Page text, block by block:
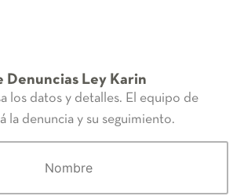
Denuncias Ley Karin
los datos y detalles. El equipo de
la denuncia y su seguimiento.